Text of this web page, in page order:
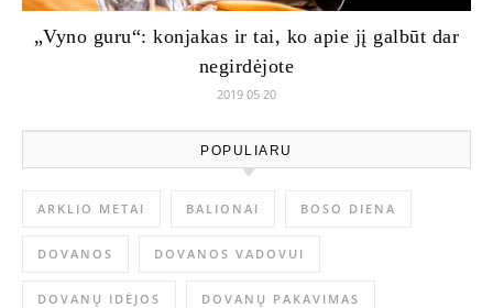
„Vyno guru“: konjakas ir tai, ko apie jį galbūt dar
negirdėjote
2019 05 20
POPULIARU
ARKLIO METAI BALIONAI BOSO DIENA
DOVANOS DOVANOS VADOVUI
DOVANŲ IDĖJOS DOVANŲ PAKAVIMAS